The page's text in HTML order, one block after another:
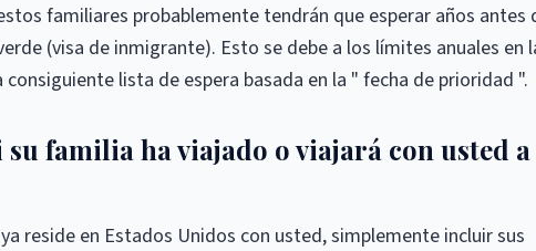
familiares probablemente tendrán que esperar años antes
(visa de inmigrante). Esto se debe a los límites anuales en
lista de espera basada en la " fecha de prioridad ".
familia ha viajado o viajará con usted a
reside en Estados Unidos con usted, simplemente incluir sus